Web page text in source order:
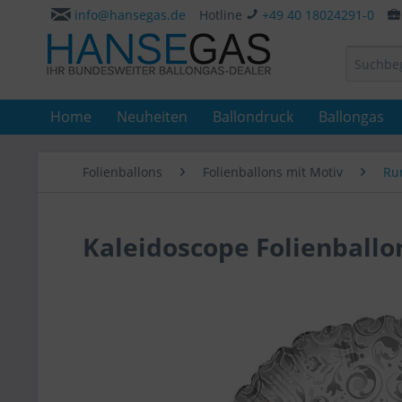
info@hansegas.de Hotline +49 40 18024291-0
Home Neuheiten Ballondruck Ballongas
Folienballons Folienballons mit Motiv
Kaleidoscope